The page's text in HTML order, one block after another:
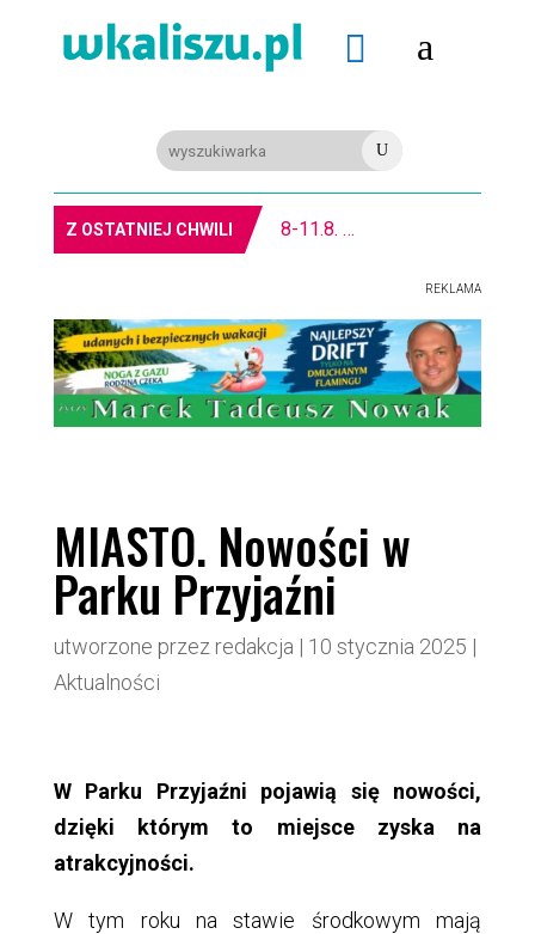
 a
U
Z OSTATNIEJ CHWILI
REKLAMA
MIASTO. Nowości w
Parku Przyjaźni
utworzone przez redakcja | 10 stycznia 2025 |
Aktualności
W Parku Przyjaźni pojawią się nowości,
dzięki którym to miejsce zyska na
atrakcyjności.
W tym roku na stawie środkowym mają